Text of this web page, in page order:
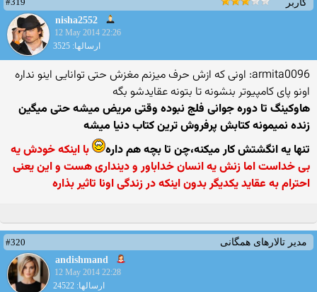
کاربر
nisha2552
12 May 2014 22:26
ارسالها: 3525
armita0096: اونی که ازش حرف میزنم مغزش حتی توانایی اینو نداره
اونو پای کامپیوتر بنشونه تا بتونه عقایدشو بگه
هاوکینگ تا دوره جوانی فلج نبوده وقتی مریض میشه حتی میگین
زنده نمیمونه کتابش پرفروش ترین کتاب دنیا میشه
تنها یه انگشتش کار میکنه،چن تا بچه هم داره
با اینکه خودش یه
بی خداست اما زنش یه انسان خداباور و دینداری هست و این یعنی
احترام به عقاید یکدیگر بدون اینکه در زندگی اونا تاثیر بذاره
مدیر تالارهای همگانی
#320
andishmand
12 May 2014 22:28
ارسالها: 24522